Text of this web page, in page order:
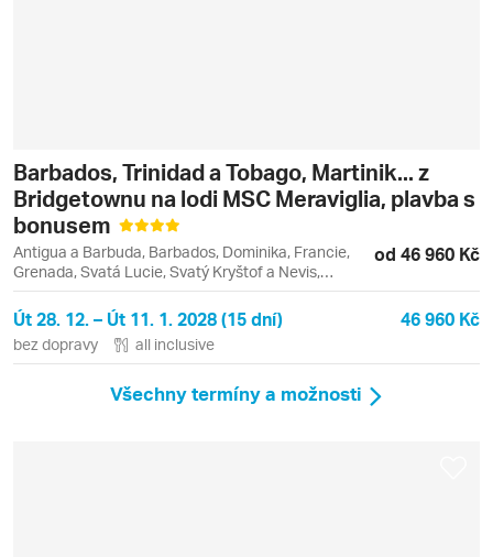
Barbados, Trinidad a Tobago, Martinik... z
Bridgetownu na lodi MSC Meraviglia, plavba s
bonusem
Antigua a Barbuda, Barbados, Dominika, Francie,
Grenada, Svatá Lucie, Svatý Kryštof a Nevis,
Trinidad a Tobago
od 46 960 Kč
Út 28. 12. – Út 11. 1. 2028 (15 dní) 46 960 Kč
bez dopravy all inclusive
Všechny termíny a možnosti